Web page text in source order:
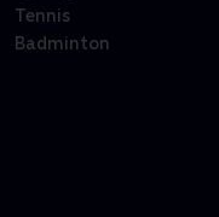
Tennis
Badminton